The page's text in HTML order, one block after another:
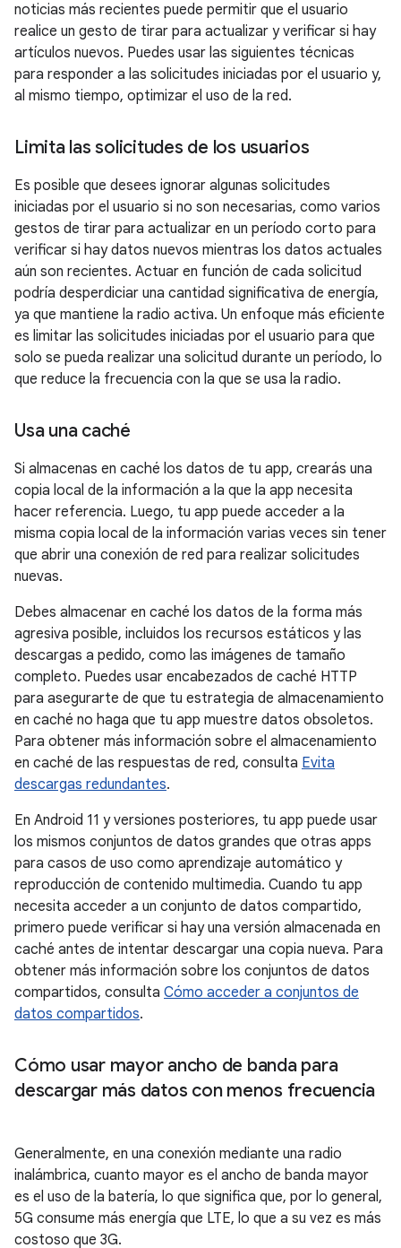
noticias más recientes puede permitir que el usuario
realice un gesto de tirar para actualizar y verificar si hay
artículos nuevos. Puedes usar las siguientes técnicas
para responder a las solicitudes iniciadas por el usuario y,
al mismo tiempo, optimizar el uso de la red.
Limita las solicitudes de los usuarios
Es posible que desees ignorar algunas solicitudes
iniciadas por el usuario si no son necesarias, como varios
gestos de tirar para actualizar en un período corto para
verificar si hay datos nuevos mientras los datos actuales
aún son recientes. Actuar en función de cada solicitud
podría desperdiciar una cantidad significativa de energía,
ya que mantiene la radio activa. Un enfoque más eficiente
es limitar las solicitudes iniciadas por el usuario para que
solo se pueda realizar una solicitud durante un período, lo
que reduce la frecuencia con la que se usa la radio.
Usa una caché
Si almacenas en caché los datos de tu app, crearás una
copia local de la información a la que la app necesita
hacer referencia. Luego, tu app puede acceder a la
misma copia local de la información varias veces sin tener
que abrir una conexión de red para realizar solicitudes
nuevas.
Debes almacenar en caché los datos de la forma más
agresiva posible, incluidos los recursos estáticos y las
descargas a pedido, como las imágenes de tamaño
completo. Puedes usar encabezados de caché HTTP
para asegurarte de que tu estrategia de almacenamiento
en caché no haga que tu app muestre datos obsoletos.
Para obtener más información sobre el almacenamiento
en caché de las respuestas de red, consulta Evita
descargas redundantes.
En Android 11 y versiones posteriores, tu app puede usar
los mismos conjuntos de datos grandes que otras apps
para casos de uso como aprendizaje automático y
reproducción de contenido multimedia. Cuando tu app
necesita acceder a un conjunto de datos compartido,
primero puede verificar si hay una versión almacenada en
caché antes de intentar descargar una copia nueva. Para
obtener más información sobre los conjuntos de datos
compartidos, consulta Cómo acceder a conjuntos de
datos compartidos.
Cómo usar mayor ancho de banda para
descargar más datos con menos frecuencia
Generalmente, en una conexión mediante una radio
inalámbrica, cuanto mayor es el ancho de banda mayor
es el uso de la batería, lo que significa que, por lo general,
5G consume más energía que LTE, lo que a su vez es más
costoso que 3G.